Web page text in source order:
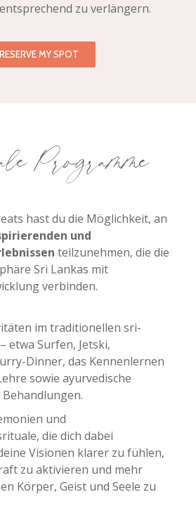
zu verlängern.
RESERVE MY SPOT
Programme
hast du die Möglichkeit, an
und
teilzunehmen, die die
Sri Lankas mit
verbinden.
im traditionellen sri-
etwa Surfen, Jetski,
Dinner, das Kennenlernen
sowie ayurvedische
und
die dich dabei
Visionen klarer zu fühlen,
zu aktivieren und mehr
Körper, Geist und Seele zu